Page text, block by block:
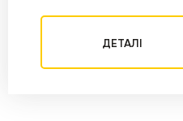
ДЕТАЛІ